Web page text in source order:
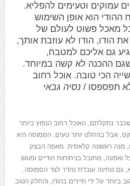
עמוקים וטעימים להפליא.
הוא אופן השימוש
מאכל פשוט לעולם של
הודו, הודו לא עוזבת אותך,
גם אליכם למטבח,
ההכנה לא קשה במיוחד.
הכי טובה. אוכל רחוב
תפספסו / נסיה גבאי
נתקלתם, האוכל רחוב הנפוץ ביותר
אבל בהחלט יותר טעים. הסמוסה היא
מנה ראשונה קלאסית. מאפה הבצק
מתובל בניחוחות הודיים ומוגש
גם טחינה עובדת נהדר לצד הסמוסה.
על ידי תיירים בהודו, והחלק הטוב